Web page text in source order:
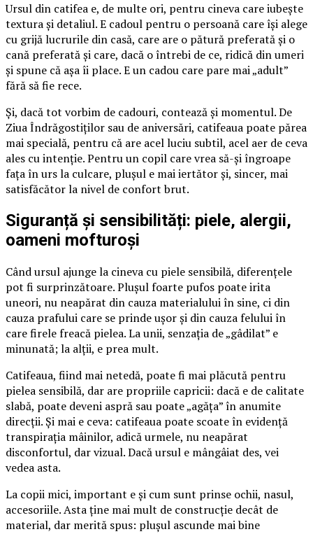
Ursul din catifea e, de multe ori, pentru cineva care iubește
textura și detaliul. E cadoul pentru o persoană care își alege
cu grijă lucrurile din casă, care are o pătură preferată și o
cană preferată și care, dacă o întrebi de ce, ridică din umeri
și spune că așa îi place. E un cadou care pare mai „adult”
fără să fie rece.
Și, dacă tot vorbim de cadouri, contează și momentul. De
Ziua Îndrăgostiților sau de aniversări, catifeaua poate părea
mai specială, pentru că are acel luciu subtil, acel aer de ceva
ales cu intenție. Pentru un copil care vrea să-și îngroape
fața în urs la culcare, plușul e mai iertător și, sincer, mai
satisfăcător la nivel de confort brut.
Siguranță și sensibilități: piele, alergii,
oameni mofturoși
Când ursul ajunge la cineva cu piele sensibilă, diferențele
pot fi surprinzătoare. Plușul foarte pufos poate irita
uneori, nu neapărat din cauza materialului în sine, ci din
cauza prafului care se prinde ușor și din cauza felului în
care firele freacă pielea. La unii, senzația de „gâdilat” e
minunată; la alții, e prea mult.
Catifeaua, fiind mai netedă, poate fi mai plăcută pentru
pielea sensibilă, dar are propriile capricii: dacă e de calitate
slabă, poate deveni aspră sau poate „agăța” în anumite
direcții. Și mai e ceva: catifeaua poate scoate în evidență
transpirația mâinilor, adică urmele, nu neapărat
disconfortul, dar vizual. Dacă ursul e mângâiat des, vei
vedea asta.
La copii mici, important e și cum sunt prinse ochii, nasul,
accesoriile. Asta ține mai mult de construcție decât de
material, dar merită spus: plușul ascunde mai bine